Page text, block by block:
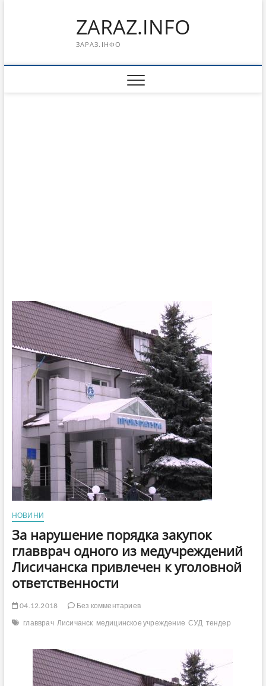
ZARAZ.INFO
ЗАРАЗ.ІНФО
НОВИНИ
За нарушение порядка закупок
главврач одного из медучреждений
Лисичанска привлечен к уголовной
ответственности
04.12.2018
Без комментариев
главврач Лисичанск медицинское учреждение СУД тендер